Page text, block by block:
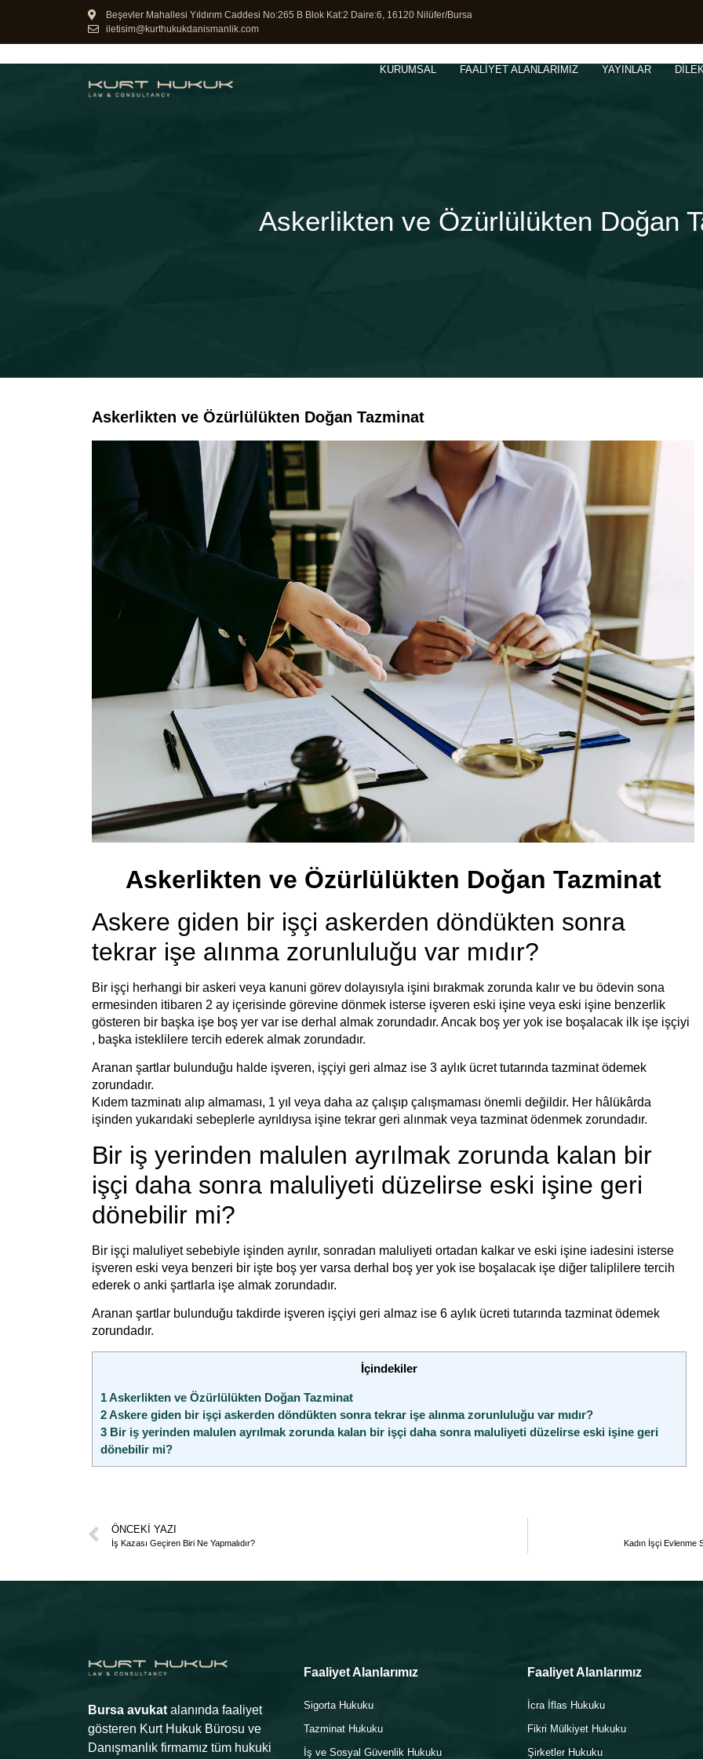
Beşevler Mahallesi Yıldırım Caddesi No:265 B Blok Kat:2 Daire:6, 16120 Nilüfer/Bursa
iletisim@kurthukukdanismanlik.com
KURUMSAL FAALİYET ALANLARIMIZ YAYINLAR
Askerlikten ve Özürlülükten Doğan
Askerlikten ve Özürlülükten Doğan Tazminat
Askerlikten ve Özürlülükten Doğan Tazminat
Askere giden bir işçi askerden döndükten sonra
tekrar işe alınma zorunluluğu var mıdır?
Bir işçi herhangi bir askeri veya kanuni görev dolayısıyla işini bırakmak zorunda kalır ve bu ödevin sona
ermesinden itibaren 2 ay içerisinde görevine dönmek isterse işveren eski işine veya eski işine benzerlik
gösteren bir başka işe boş yer var ise derhal almak zorundadır. Ancak boş yer yok ise boşalacak ilk işe işçiyi
, başka isteklilere tercih ederek almak zorundadır.
Aranan şartlar bulunduğu halde işveren, işçiyi geri almaz ise 3 aylık ücret tutarında tazminat ödemek
zorundadır.
Kıdem tazminatı alıp almaması, 1 yıl veya daha az çalışıp çalışmaması önemli değildir. Her hâlükârda
işinden yukarıdaki sebeplerle ayrıldıysa işine tekrar geri alınmak veya tazminat ödenmek zorundadır.
Bir iş yerinden malulen ayrılmak zorunda kalan bir
işçi daha sonra maluliyeti düzelirse eski işine geri
dönebilir mi?
Bir işçi maluliyet sebebiyle işinden ayrılır, sonradan maluliyeti ortadan kalkar ve eski işine iadesini isterse
işveren eski veya benzeri bir işte boş yer varsa derhal boş yer yok ise boşalacak işe diğer taliplilere tercih
ederek o anki şartlarla işe almak zorundadır.
Aranan şartlar bulunduğu takdirde işveren işçiyi geri almaz ise 6 aylık ücreti tutarında tazminat ödemek
zorundadır.
İçindekiler
1Askerlikten ve Özürlülükten Doğan Tazminat
2Askere giden bir işçi askerden döndükten sonra tekrar işe alınma zorunluluğu var mıdır?
3 Bir iş yerinden malulen ayrılmak zorunda kalan bir işçi daha sonra maluliyeti düzelirse eski işine geri
dönebilir mi?
ÖNCEKI YAZI
İş Kazası Geçiren Biri Ne Yapmalıdır? Kadın İşçi Evlenme
Bursa avukat alanında faaliyet
gösteren Kurt Hukuk Bürosu ve
Danışmanlık firmamız tüm hukuki
Faaliyet Alanlarımız
Sigorta Hukuku
Tazminat Hukuku
İş ve Sosyal Güvenlik Hukuku
Faaliyet Alanlarımız
İcra İflas Hukuku
Fikri Mülkiyet Hukuku
Şirketler Hukuku